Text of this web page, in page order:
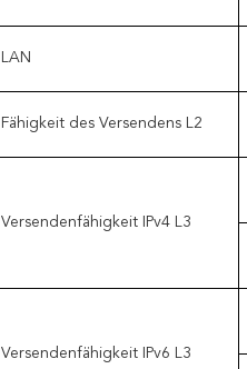
LAN
Fähigkeit des Versendens L2
Versendenfähigkeit IPv4 L3
Versendenfähigkeit IPv6 L3